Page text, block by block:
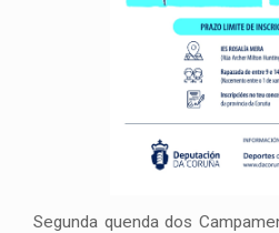
Segunda quenda dos